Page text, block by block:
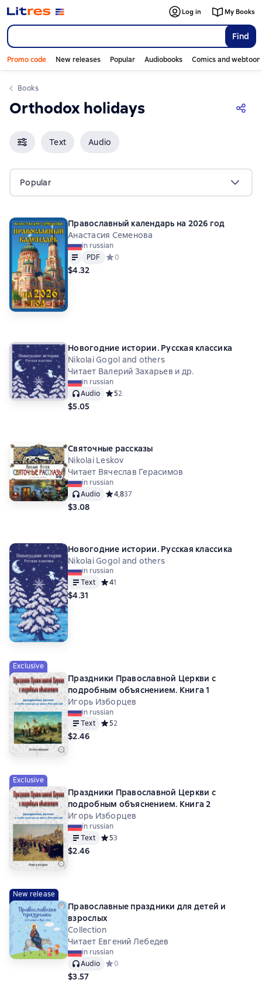
Find
Log in My Books
Promo code New releases Popular Audiobooks Comics and
Books
Orthodox holidays
Text Audio
Popular
Православный календарь на 2026 год
Анастасия Семенова
in russian
Text
PDF
PDF Средний рейтинг 0 на основе 0 оценок
0
$4.32
Новогодние истории. Русская классика
Nikolai Gogol and others
Читает Валерий Захарьев и др.
in russian
Audio
Средний рейтинг 5 на основе 2 оценок
52
$5.05
Святочные рассказы
Nikolai Leskov
Читает Вячеслав Герасимов
in russian
Audio
Средний рейтинг 4,8 на основе 37 оценок
4,837
$3.08
Новогодние истории. Русская классика
Nikolai Gogol and others
in russian
Text
Средний рейтинг 4 на основе 1 оценок
41
$4.31
Exclusive
Праздники Православной Церкви с
подробным объяснением. Книга 1
Игорь Изборцев
in russian
Text
Средний рейтинг 5 на основе 2 оценок
52
$2.46
Exclusive
Праздники Православной Церкви с
подробным объяснением. Книга 2
Игорь Изборцев
in russian
Text
Средний рейтинг 5 на основе 3 оценок
53
$2.46
New release
Православные праздники для детей и
взрослых
Collection
Читает Евгений Лебедев
in russian
Audio
Средний рейтинг 0 на основе 0 оценок
0
$3.57